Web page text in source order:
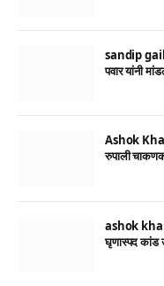
sandip
पवार यांनी
Ashok
रुपाली
ashok
घृणास्पद कांड